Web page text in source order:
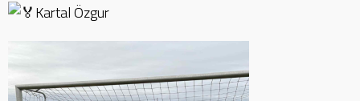
Kartal Özgur